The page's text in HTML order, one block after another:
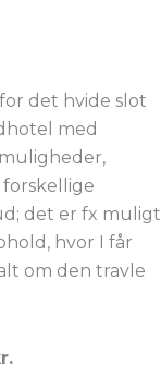
det hvide slot
med
det er fx muligt
hvor I får
om den travle